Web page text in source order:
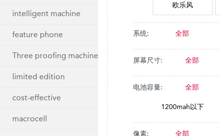
intelligent machine
feature phone
Three proofing machine
limited edition
cost-effective
macrocell
欧乐风
系统: 全部
屏幕尺寸: 全部
电池容量: 全部
1200mah以下
像素: 全部